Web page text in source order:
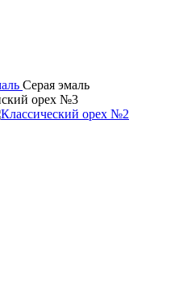
Серая эмаль
орех №3